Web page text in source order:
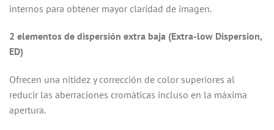
internos para obtener mayor claridad de imagen.
2 elementos de dispersión extra baja (Extra-low Dispersion,
ED)
Ofrecen una nitidez y corrección de color superiores al
reducir las aberraciones cromáticas incluso en la máxima
apertura.